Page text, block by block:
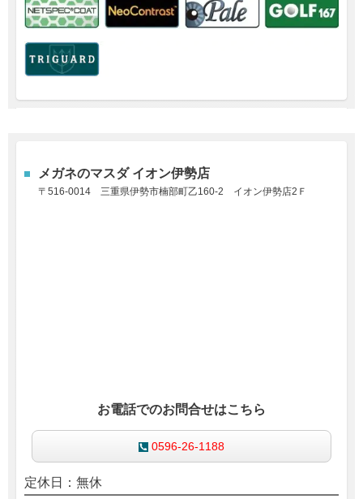
メガネのマスダ イオン伊勢店
〒516-0014 三重県伊勢市楠部町乙160-2 イオン伊勢店2Ｆ
お電話でのお問合せはこちら
0596-26-1188
定休日：無休